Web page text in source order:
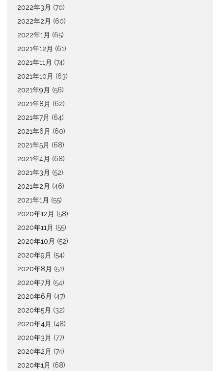
2022年3月 (70)
2022年2月 (60)
2022年1月 (65)
2021年12月 (61)
2021年11月 (74)
2021年10月 (63)
2021年9月 (56)
2021年8月 (62)
2021年7月 (64)
2021年6月 (60)
2021年5月 (68)
2021年4月 (68)
2021年3月 (52)
2021年2月 (46)
2021年1月 (55)
2020年12月 (58)
2020年11月 (55)
2020年10月 (52)
2020年9月 (54)
2020年8月 (51)
2020年7月 (54)
2020年6月 (47)
2020年5月 (32)
2020年4月 (48)
2020年3月 (77)
2020年2月 (74)
2020年1月 (68)